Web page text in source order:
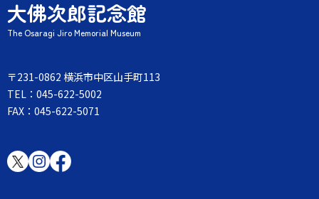
大佛次郎記念館
The Osaragi Jiro Memorial Museum
〒231-0862 横浜市中区山手町113
TEL：045-622-5002
FAX：045-622-5071